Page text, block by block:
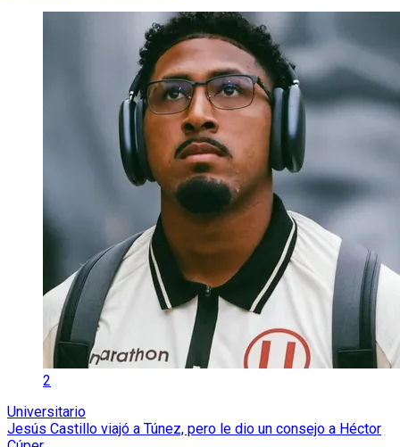
2
Universitario
Jesús Castillo viajó a Túnez, pero le dio un consejo a Héctor